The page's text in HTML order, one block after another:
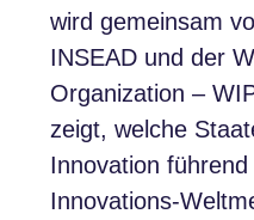
wird gemeinsam
INSEAD und der
Organization –
zeigt, welche
Innovation
Innovations-